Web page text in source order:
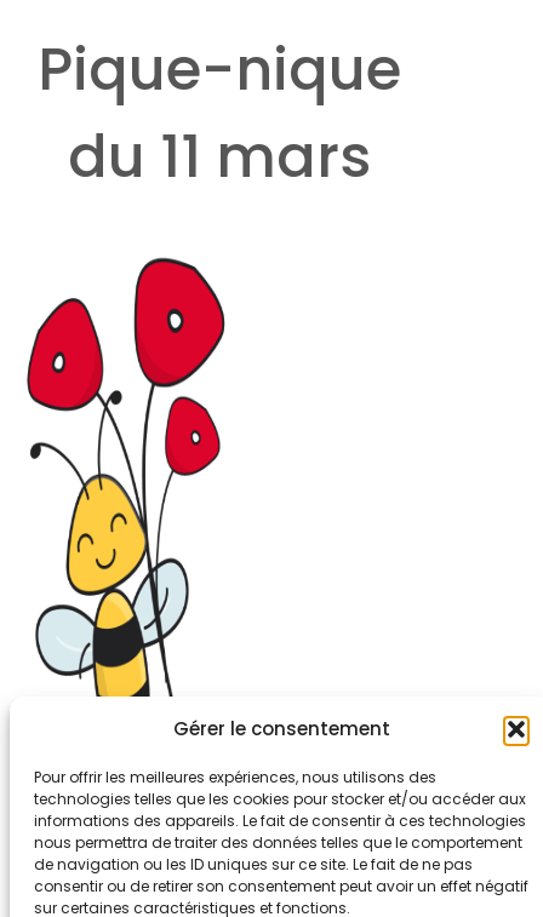
Gérer le consentement
Pour offrir les meilleures expériences, nous utilisons des
technologies telles que les cookies pour stocker et/ou accéder aux
informations des appareils. Le fait de consentir à ces technologies
nous permettra de traiter des données telles que le comportement
de navigation ou les ID uniques sur ce site. Le fait de ne pas
consentir ou de retirer son consentement peut avoir un effet négatif
sur certaines caractéristiques et fonctions.
Pique-nique
du 11 mars
26-30, rue de Bellevue
92700 COLOMBES
Tél. 01.56.83.88.30